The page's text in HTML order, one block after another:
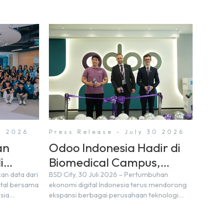
2026
data dari
bersama
Press Release - July 30 2026
Odoo Indonesia Hadir di
Biomedical Campus,
Digital Hub, BSD City
BSD City, 30 Juli 2026 – Pertumbuhan
ekonomi digital Indonesia terus mendorong
ekspansi berbagai perusahaan teknologi